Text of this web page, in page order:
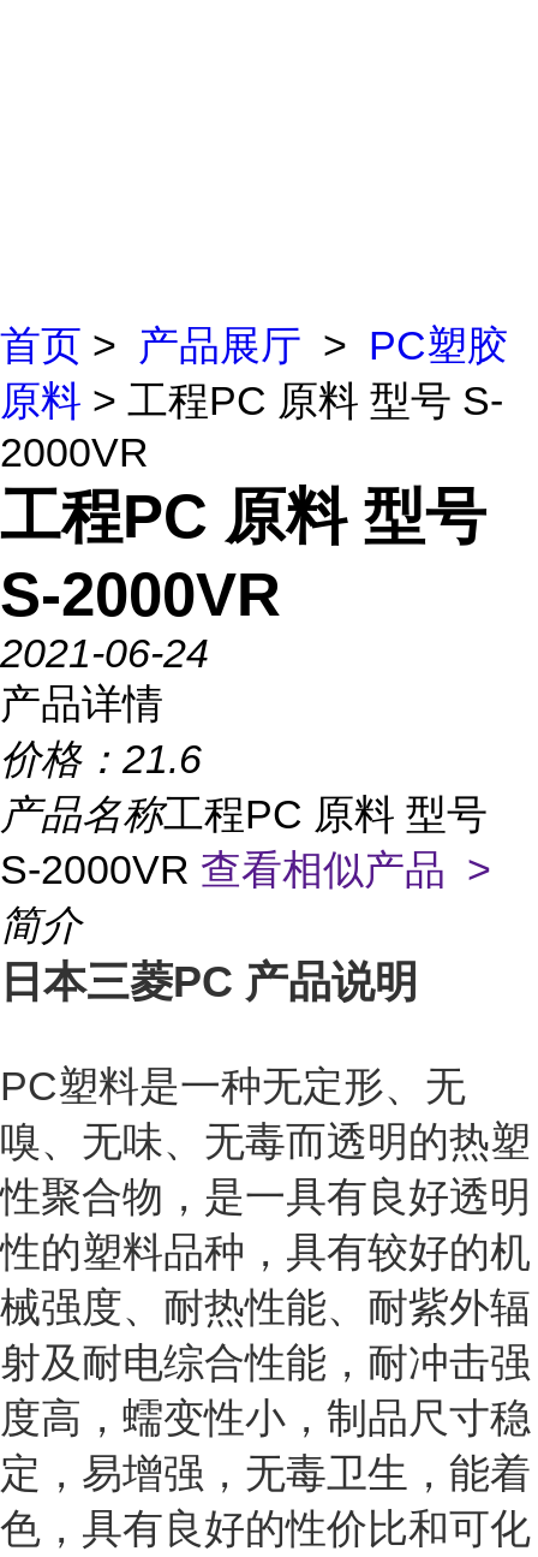
首页 > 产品展厅 > PC塑胶
原料 > 工程PC 原料 型号 S-
2000VR
工程PC 原料 型号
S-2000VR
2021-06-24
产品详情
价格： 21.6
产品名称工程PC 原料 型号
S-2000VR 查看相似产品 >
简介
日本三菱PC 产品说明
PC塑料是一种无定形、无
嗅、无味、无毒而透明的热塑
性聚合物，是一具有良好透明
性的塑料品种，具有较好的机
械强度、耐热性能、耐紫外辐
射及耐电综合性能，耐冲击强
度高，蠕变性小，制品尺寸稳
定，易增强，无毒卫生，能着
色，具有良好的性价比和可化